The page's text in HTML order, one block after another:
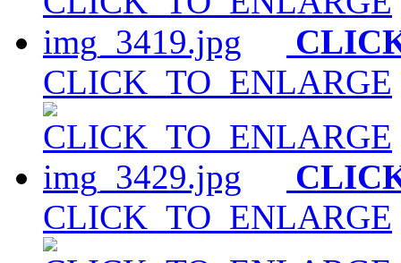
CLICK_TO_ENLARGE
CLICK_TO_ENLARGE